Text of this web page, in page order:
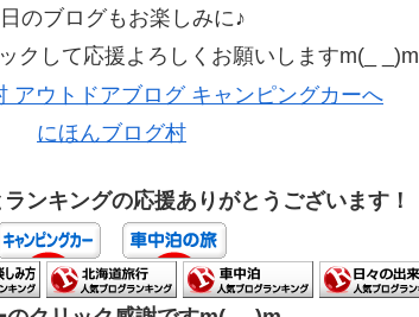
のブログもお楽しみに♪
クして応援よろしくお願いしますm(_ _)m
にほんブログ村
ンキングの応援ありがとうございます！